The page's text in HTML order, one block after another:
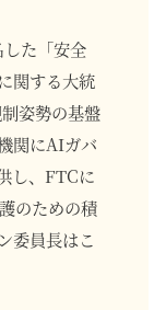
た「安全
関する大統
姿勢の基盤
関にAIガバ
し、FTCに
のための積
委員長はこ